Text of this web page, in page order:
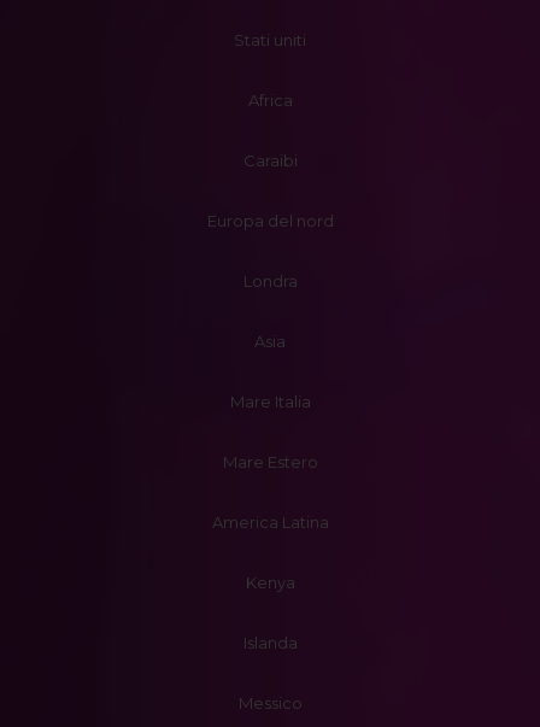
Stati uniti
Africa
Caraibi
Europa del nord
Londra
Asia
Mare Italia
Mare Estero
America Latina
Kenya
Islanda
Messico